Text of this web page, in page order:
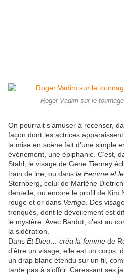
Roger Vadim sur le
On pourrait s’amuser à recenser,
façon dont les actrices
la mise en scène fait d’une simple
événement, une épiphanie. C’est,
Stahl, le visage de Gene Tierney
train de lire, ou dans la Femme et
Sternberg, celui de Marlène
dentelle, ou encore le profil de Kim
rouge et or dans Vertigo . Des
tronqués, dont le dévoilement est
le mystère. Avec Bardot, c’est au
la sidération.
Dans Et Dieu… créa la femme de
d’être un visage, elle est un corps,
un drap blanc étendu sur un fil,
tarde pas à s’offrir. Caressant ses